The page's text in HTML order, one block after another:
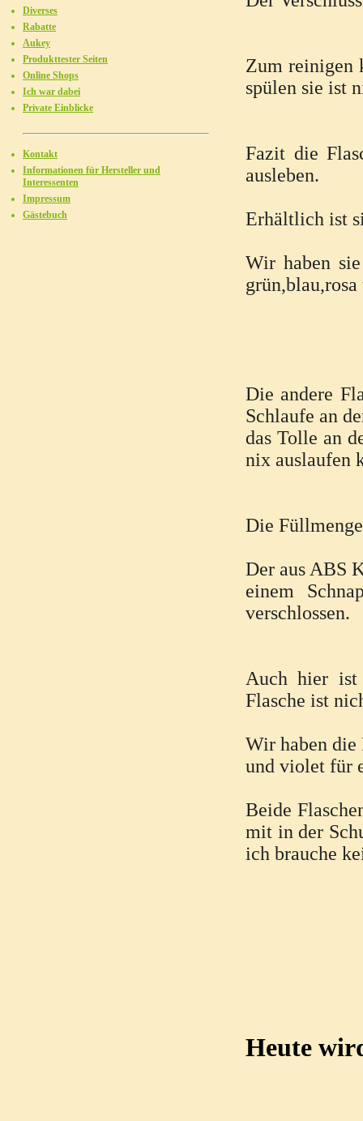
Zum reinigen
spülen sie ist
Fazit die
ausleben.
Erhältlich ist
Wir haben
Die andere
Schlaufe an
das Tolle an
nix auslaufen
Die
Der aus ABS
einem
verschlossen.
Auch hier ist
Flasche ist
Wir haben die
und violet für
Beide
mit in der
ich brauche
Heute
Diverses
Rabatte
Aukey
Produkttester Seiten
Online Shops
Ich war dabei
Private Einblicke
Kontakt
Informationen für Hersteller und
Interessenten
Impressum
Gästebuch